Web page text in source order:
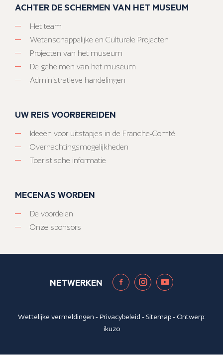
ACHTER DE SCHERMEN VAN HET MUSEUM
Het team
Wetenschappelijke en Culturele Projecten
Projecten van het museum
De geheimen van het museum
Administratieve handelingen
UW REIS VOORBEREIDEN
Ideeën voor uitstapjes in de Franche-Comté
Overnachtingsmogelijkheden
Toeristische informatie
MECENAS WORDEN
De voordelen
Onze sponsors
NETWERKEN
Wettelijke vermeldingen -Privacybeleid - Sitemap- Ontwerp:
ikuzo